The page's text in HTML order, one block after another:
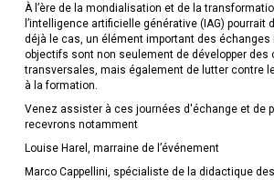
À l’ère de la mondialisation et de la
l’intelligence artificielle générative (IAG) pourrait
déjà le cas, un élément important des
objectifs sont non seulement de développer des
transversales, mais également de lutter contre
à la formation.
Venez assister à ces journées d'échange et de
recevrons notamment
Louise Harel, marraine de l’événement
Marco Cappellini, spécialiste de la didactique